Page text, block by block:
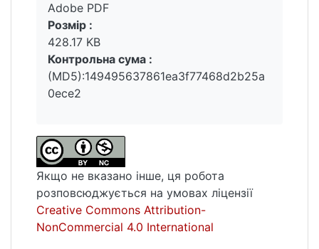
Adobe PDF
Розмір :
428.17 KB
Контрольна сума :
(MD5):149495637861ea3f77468d2b25a
0ece2
Якщо не вказано інше, ця робота
розповсюджується на умовах ліцензії
Creative Commons Attribution-
NonCommercial 4.0 International